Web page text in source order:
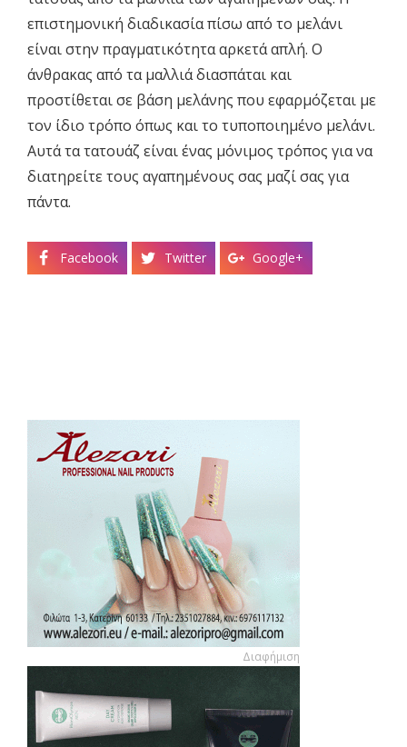
επιστημονική διαδικασία πίσω από το μελάνι
είναι στην πραγματικότητα αρκετά απλή. Ο
άνθρακας από τα μαλλιά διασπάται και
προστίθεται σε βάση μελάνης που εφαρμόζεται με
τον ίδιο τρόπο όπως και το τυποποιημένο μελάνι.
Αυτά τα τατουάζ είναι ένας μόνιμος τρόπος για να
διατηρείτε τους αγαπημένους σας μαζί σας για
πάντα.
Facebook Twitter Google+
Διαφήμιση